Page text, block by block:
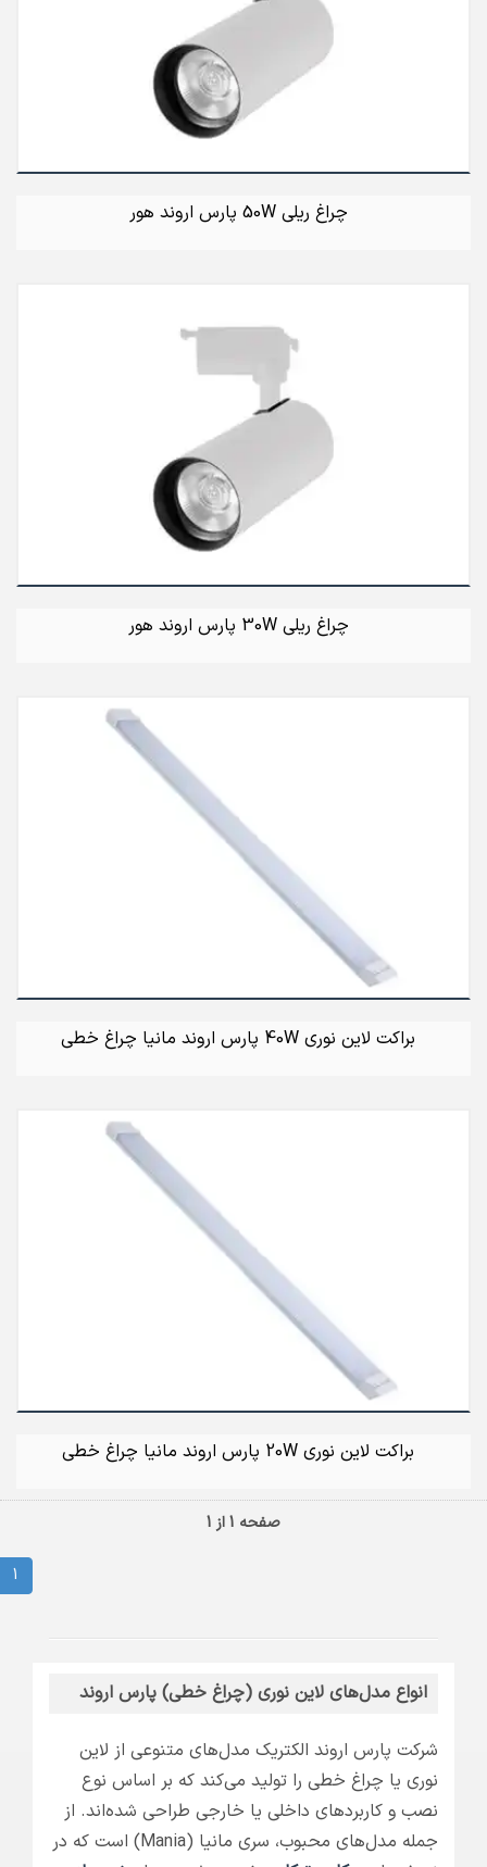
چراغ ریلی 50W پارس اروند هور
چراغ ریلی 30W پارس اروند هور
براکت لاین نوری 40W پارس اروند مانیا چراغ خطی
براکت لاین نوری 20W پارس اروند مانیا چراغ خطی
صفحه 1 از 1
1
انواع مدل‌های لاین نوری (چراغ خطی) پارس اروند
شرکت پارس اروند الکتریک مدل‌های متنوعی از لاین
نوری یا چراغ خطی را تولید می‌کند که بر اساس نوع
نصب و کاربردهای داخلی یا خارجی طراحی شده‌اند. از
جمله مدل‌های محبوب، سری مانیا (Mania) است که در